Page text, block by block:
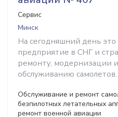
Сервис
Минск
На сегодняшний день
предприятие в СНГ и
ремонту, модернизации
обслуживанию самолетов.
Обслуживание и ремонт
безпилотных летательных
ремонт военной авиации